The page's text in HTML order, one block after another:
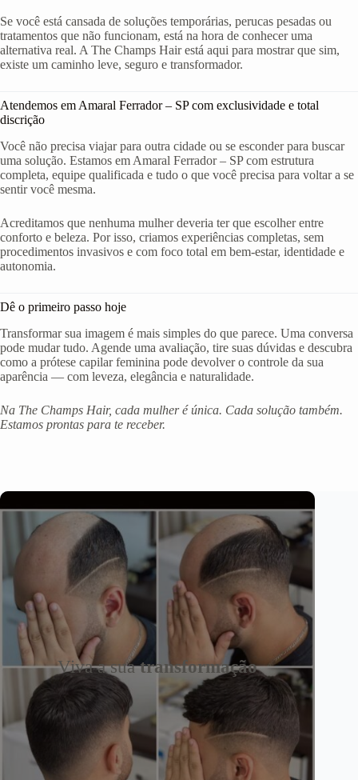
Se você está cansada de soluções temporárias, perucas pesadas ou
tratamentos que não funcionam, está na hora de conhecer uma
alternativa real. A The Champs Hair está aqui para mostrar que sim,
existe um caminho leve, seguro e transformador.
Atendemos em Amaral Ferrador – SP com exclusividade e total
discrição
Você não precisa viajar para outra cidade ou se esconder para buscar
uma solução. Estamos em Amaral Ferrador – SP com estrutura
completa, equipe qualificada e tudo o que você precisa para voltar a se
sentir você mesma.
Acreditamos que nenhuma mulher deveria ter que escolher entre
conforto e beleza. Por isso, criamos experiências completas, sem
procedimentos invasivos e com foco total em bem-estar, identidade e
autonomia.
Dê o primeiro passo hoje
Transformar sua imagem é mais simples do que parece. Uma conversa
pode mudar tudo. Agende uma avaliação, tire suas dúvidas e descubra
como a prótese capilar feminina pode devolver o controle da sua
aparência — com leveza, elegância e naturalidade.
Na The Champs Hair, cada mulher é única. Cada solução também.
Estamos prontas para te receber.
Viva a suatransformação